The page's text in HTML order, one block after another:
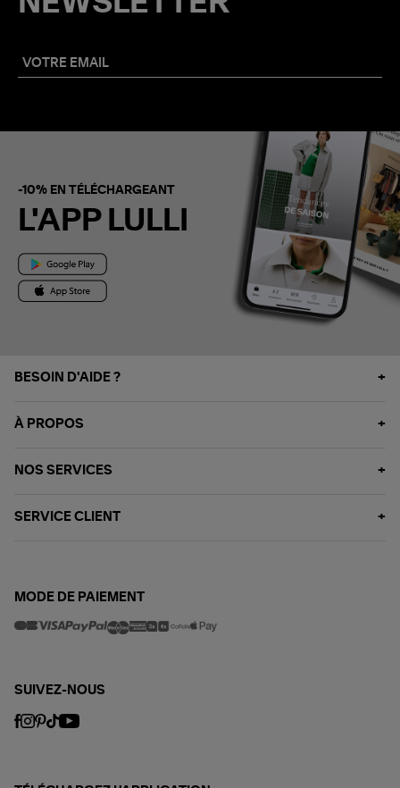
-10% EN TÉLÉCHARGEANT
L'APP LULLI
BESOIN D'AIDE ?
À PROPOS
NOS SERVICES
SERVICE CLIENT
MODE DE PAIEMENT
SUIVEZ-NOUS